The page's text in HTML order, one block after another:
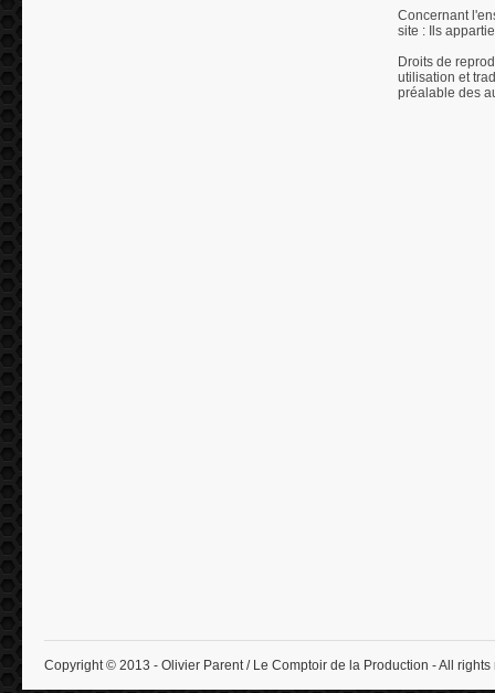
Concernant
site : Ils
Droits de
utilisation et
préalable des
Copyright © 2013 - Olivier Parent / Le Comptoir de la Production - All rights